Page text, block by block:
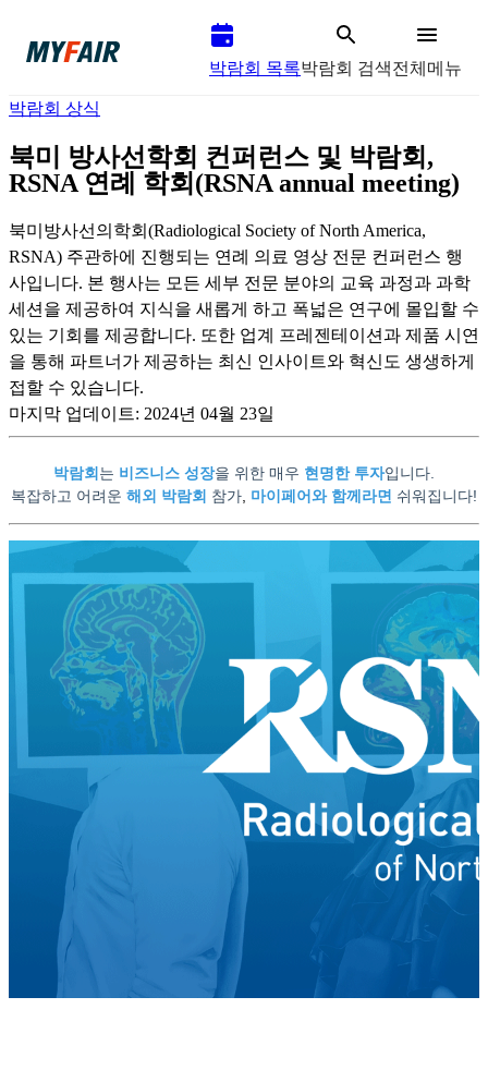
박람회 목록박람회 검색전체메뉴
박람회 상식
북미 방사선학회 컨퍼런스 및 박람회,
RSNA 연례 학회(RSNA annual meeting)
북미방사선의학회(Radiological Society of North America,
RSNA) 주관하에 진행되는 연례 의료 영상 전문 컨퍼런스 행
사입니다. 본 행사는 모든 세부 전문 분야의 교육 과정과 과학
세션을 제공하여 지식을 새롭게 하고 폭넓은 연구에 몰입할 수
있는 기회를 제공합니다. 또한 업계 프레젠테이션과 제품 시연
을 통해 파트너가 제공하는 최신 인사이트와 혁신도 생생하게
접할 수 있습니다.
마지막 업데이트: 2024년 04월 23일
박람회 는 비즈니스 성장을 위한 매우 현명한 투자입니다.
복잡하고 어려운 해외 박람회 참가 마이페어와 함께라면 쉬워집니다!